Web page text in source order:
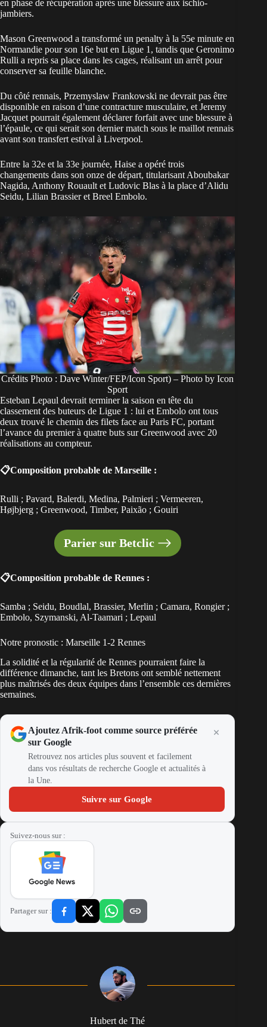
en phase de récupération après une blessure aux ischio-
jambiers.
Mason Greenwood a transformé un penalty à la 55e minute en
Normandie pour son 16e but en Ligue 1, tandis que Geronimo
Rulli a repris sa place dans les cages, réalisant un arrêt pour
conserver sa feuille blanche.
Du côté rennais, Przemyslaw Frankowski ne devrait pas être
disponible en raison d’une contracture musculaire, et Jeremy
Jacquet pourrait également déclarer forfait avec une blessure à
l’épaule, ce qui serait son dernier match sous le maillot rennais
avant son transfert estival à Liverpool.
Entre la 32e et la 33e journée, Haise a opéré trois
changements dans son onze de départ, titularisant Aboubakar
Nagida, Anthony Rouault et Ludovic Blas à la place d’Alidu
Seidu, Lilian Brassier et Breel Embolo.
Crédits Photo : Dave Winter/FEP/Icon Sport) – Photo by Icon
Sport
Esteban Lepaul devrait terminer la saison en tête du
classement des buteurs de Ligue 1 : lui et Embolo ont tous
deux trouvé le chemin des filets face au Paris FC, portant
l’avance du premier à quatre buts sur Greenwood avec 20
réalisations au compteur.
📋Composition probable de Marseille :
Rulli ; Pavard, Balerdi, Medina, Palmieri ; Vermeeren,
Højbjerg ; Greenwood, Timber, Paixão ; Gouiri
Parier sur Betclic
📋Composition probable de Rennes :
Samba ; Seidu, Boudlal, Brassier, Merlin ; Camara, Rongier ;
Embolo, Szymanski, Al-Taamari ; Lepaul
Notre pronostic : Marseille 1-2 Rennes
La solidité et la régularité de Rennes pourraient faire la
différence dimanche, tant les Bretons ont semblé nettement
plus maîtrisés des deux équipes dans l’ensemble ces dernières
semaines.
Ajoutez Afrik-foot comme source préférée
sur Google
Retrouvez nos articles plus souvent et facilement
dans vos résultats de recherche Google et actualités à
la Une.
Suivre sur Google
Suivez-nous sur :
Partager sur :
Hubert de Thé